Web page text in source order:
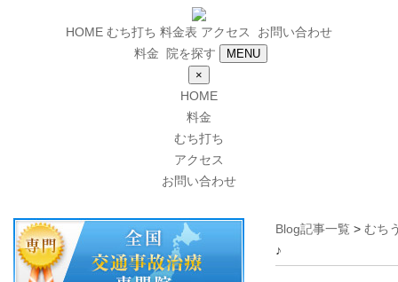
HOME むち打ち 料金表 アクセス
お問い合わせ
料金
院を探す
MENU
×
HOME
料金
むち打ち
アクセス
お問い合わせ
Blog記事一覧 > むち
♪